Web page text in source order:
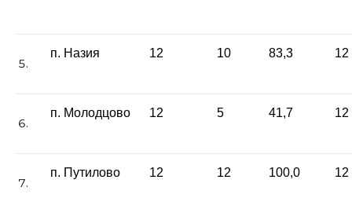
п. Назия 12 10 83,3 12
п. Молодцово 12 5 41,7 12
п. Путилово 12 12 100,0 12